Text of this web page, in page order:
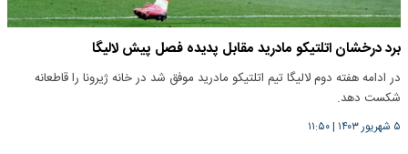
برد درخشان اتلتیکو مادرید مقابل پدیده فصل پیش لالیگا
در ادامه هفته دوم لالیگا تیم اتلتیکو مادرید موفق شد در خانه ژیرونا را قاطعانه
شکست دهد.
۵ شهریور ۱۴۰۳ |۱۱:۵۰